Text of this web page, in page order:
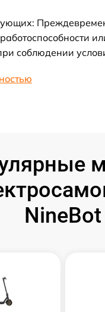
соблюдении
NineBot